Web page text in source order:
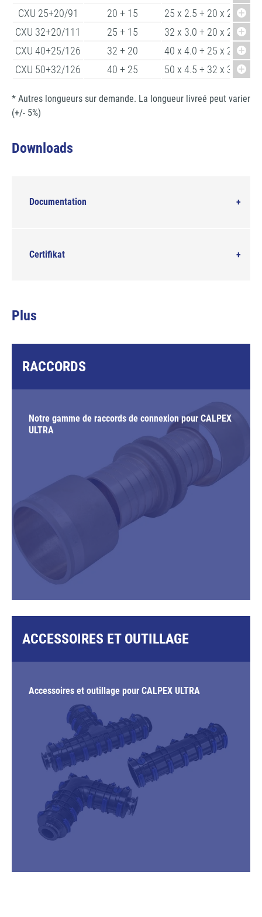
CXU 25+20/91
20 + 15
25 x 2.5 + 20 x 2.25
CXU 32+20/111
25 + 15
32 x 3.0 + 20 x 2.25
CXU 40+25/126
32 + 20
40 x 4.0 + 25 x 2.50
CXU 50+32/126
40 + 25 50 x 4.5 + 32 x 3.00
* Autres longueurs sur demande. La longueur livreé peut varier
(+/- 5%)
Downloads
Documentation
Certifikat
Plus
RACCORDS
Notre gamme de raccords de connexion pour CALPEX
ULTRA
ACCESSOIRES ET OUTILLAGE
Accessoires et outillage pour CALPEX ULTRA